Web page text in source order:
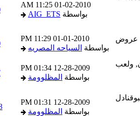
01-02-2010
11:25 AM
بواسطةAIG_ETS
01-01-2010
11:29 PM
بواسطةالسياحه المصريه
12-28-2009
01:34 PM
بواسطةالمظلوومة
12-28-2009
01:31 PM
بواسطةالمظلوومة